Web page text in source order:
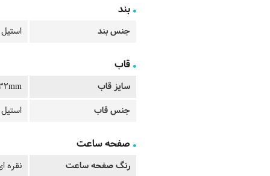
بند
جنس بند استیل
قاب
سایز قاب
جنس قاب
صفحه ساعت
رنگ صفحه ساعت نقره